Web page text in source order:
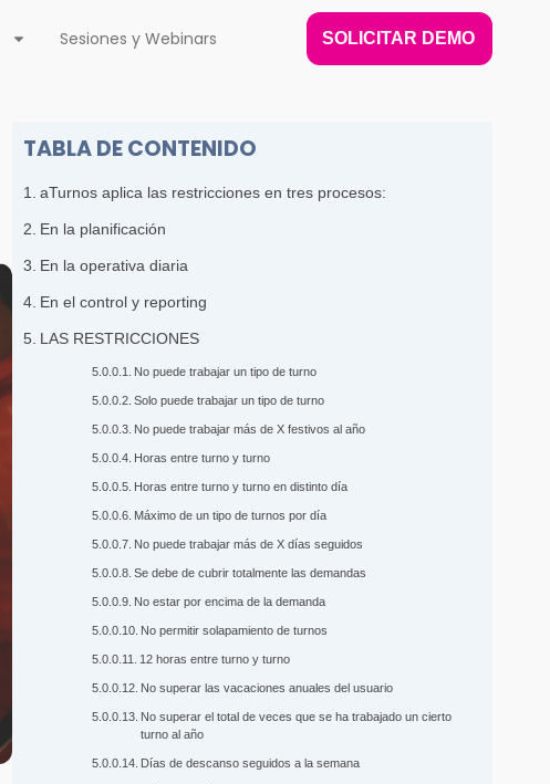
Sesiones y Webinars SOLICITAR DEMO
TABLA DE CONTENIDO
aTurnos aplica las restricciones en tres procesos:
En la planificación
En la operativa diaria
En el control y reporting
LAS RESTRICCIONES
No puede trabajar un tipo de turno
Solo puede trabajar un tipo de turno
No puede trabajar más de X festivos al año
Horas entre turno y turno
Horas entre turno y turno en distinto día
Máximo de un tipo de turnos por día
No puede trabajar más de X días seguidos
Se debe de cubrir totalmente las demandas
No estar por encima de la demanda
No permitir solapamiento de turnos
12 horas entre turno y turno
No superar las vacaciones anuales del usuario
No superar el total de veces que se ha trabajado un cierto
turno al año
Días de descanso seguidos a la semana